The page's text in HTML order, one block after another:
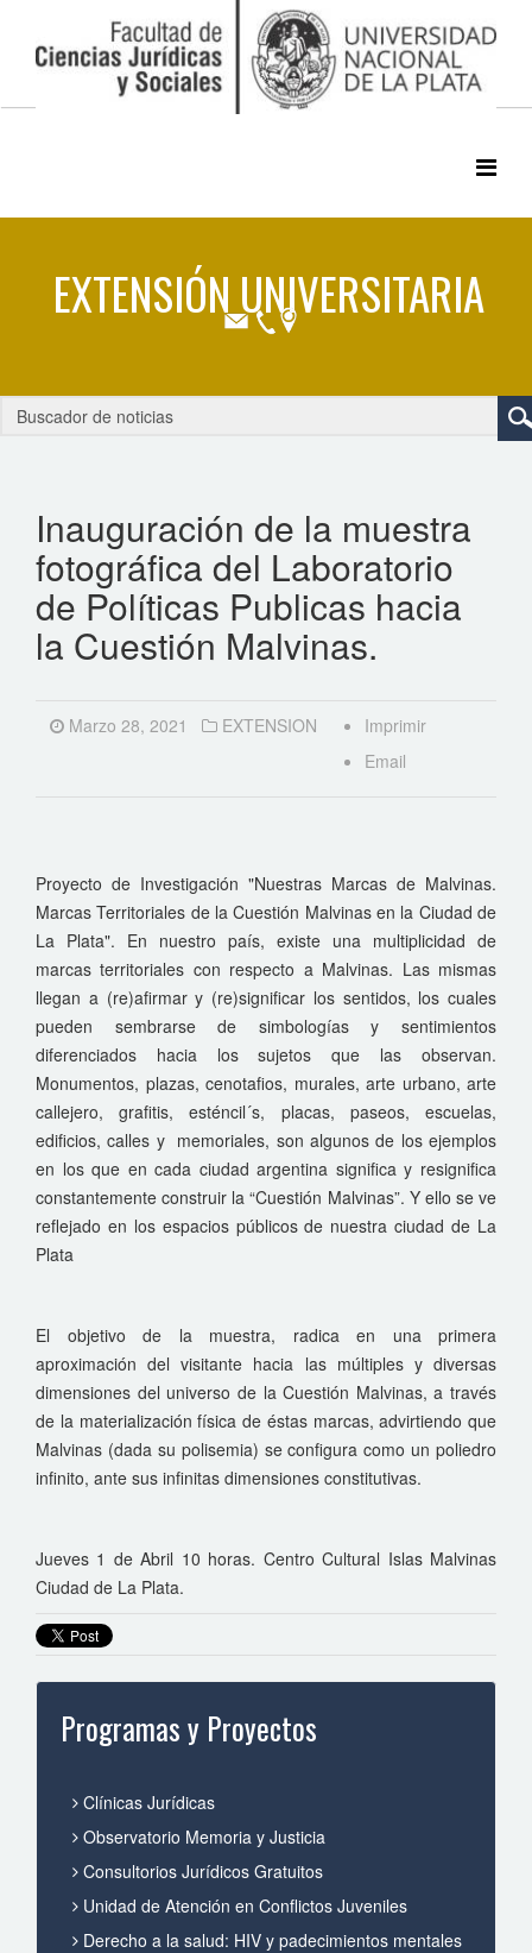
Inauguración de la muestra
fotográfica del Laboratorio
de Políticas Publicas hacia
la Cuestión Malvinas.
Marzo 28, 2021 EXTENSION
Imprimir
Email
Proyecto de Investigación "Nuestras Marcas de Malvinas.
Marcas Territoriales de la Cuestión Malvinas en la Ciudad de
La Plata". En nuestro país, existe una multiplicidad de
marcas territoriales con respecto a Malvinas. Las mismas
llegan a (re)afirmar y (re)significar los sentidos, los cuales
pueden sembrarse de simbologías y sentimientos
diferenciados hacia los sujetos que las observan.
Monumentos, plazas, cenotafios, murales, arte urbano, arte
callejero, grafitis, esténcil´s, placas, paseos, escuelas,
edificios, calles y memoriales, son algunos de los ejemplos
en los que en cada ciudad argentina significa y resignifica
constantemente construir la “Cuestión Malvinas”. Y ello se ve
reflejado en los espacios públicos de nuestra ciudad de La
Plata
El objetivo de la muestra, radica en una primera
aproximación del visitante hacia las múltiples y diversas
dimensiones del universo de la Cuestión Malvinas, a través
de la materialización física de éstas marcas, advirtiendo que
Malvinas (dada su polisemia) se configura como un poliedro
infinito, ante sus infinitas dimensiones constitutivas.
Jueves 1 de Abril 10 horas. Centro Cultural Islas Malvinas
Ciudad de La Plata.
Programas y Proyectos
Clínicas Jurídicas
Observatorio Memoria y Justicia
Consultorios Jurídicos Gratuitos
Unidad de Atención en Conflictos Juveniles
Derecho a la salud: HIV y padecimientos mentales